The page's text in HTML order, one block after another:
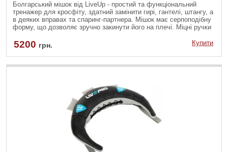
Болгарський мішок від LiveUp - простий та функціональний
тренажер для кросфіту, здатний замінити гирі, гантелі, штангу, а
в деяких вправах та спаринг-партнера. Мішок має серпоподібну
форму, що дозволяє зручно закинути його на плечі. Міцні ручки
положень, задіяти різні групи м'язів. Для виготовлення
болгарського мішка використовується полівінілхлорид –
штучний замінник шкіри підвищеної міцності. Матеріал не
пропускає воду, захищаючи наповнювач від вологи та
5200 грн. Купити